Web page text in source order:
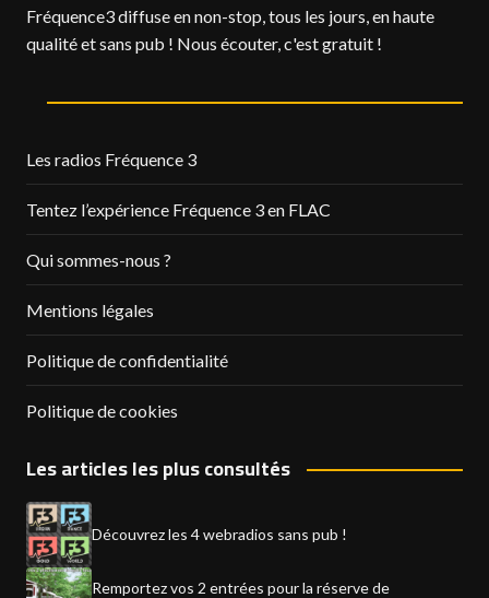
Fréquence3 diffuse en non-stop, tous les jours, en haute
qualité et sans pub ! Nous écouter, c'est gratuit !
Les radios Fréquence 3
Tentez l’expérience Fréquence 3 en FLAC
Qui sommes-nous ?
Mentions légales
Politique de confidentialité
Politique de cookies
Les articles les plus consultés
Découvrez les 4 webradios sans pub !
Remportez vos 2 entrées pour la réserve de